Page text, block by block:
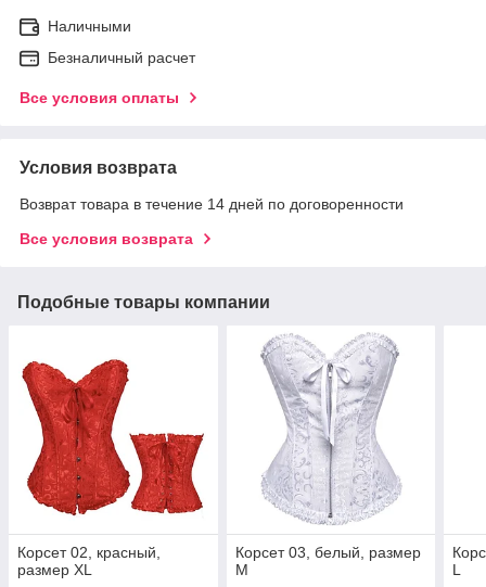
Наличными
Безналичный расчет
Все условия оплаты
Условия возврата
Возврат товара в течение 14 дней по договоренности
Все условия возврата
Подобные товары компании
Корсет 02, красный,
размер XL
Корсет 03, белый, размер
М
L